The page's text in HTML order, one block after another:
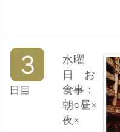
3
日目
水曜
日 お
食事：
朝○昼×
夜×